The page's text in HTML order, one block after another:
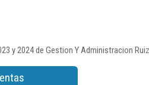
y 2024 de Gestion Y Administracion